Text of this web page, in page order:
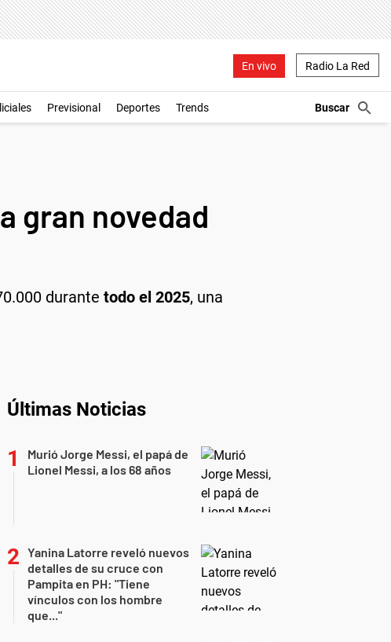
En vivo Radio La Red
Previsional Deportes Trends
gran novedad
durante todo el 2025, una
Últimas Noticias
Murió Jorge Messi, el papá de
Lionel Messi, a los 68 años
Yanina Latorre reveló nuevos
detalles de su cruce con
Pampita en PH: "Tiene
vínculos con los hombre
que..."